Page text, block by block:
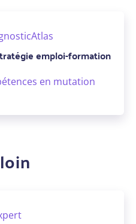
emploi-formation
en mutation